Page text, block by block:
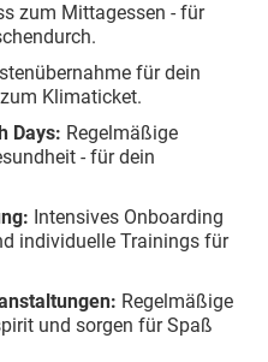
zum Mittagessen - für
für dein
Klimaticket.
Days: Regelmäßige
- für dein
Intensives Onboarding
individuelle Trainings für
Regelmäßige
und sorgen für Spaß